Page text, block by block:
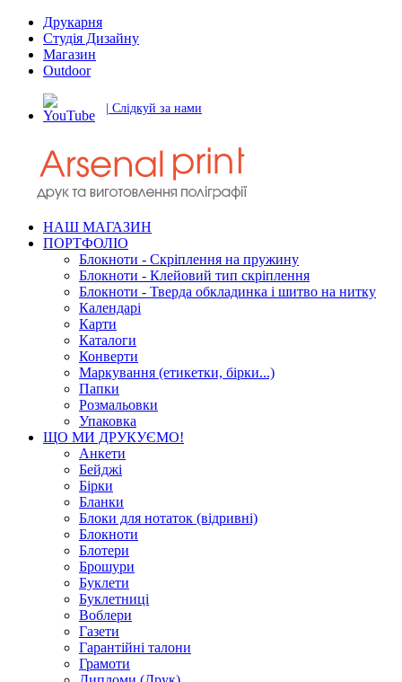
Друкарня
Студія Дизайну
Магазин
Outdoor
| Слідкуй за нами
НАШ МАГАЗИН
ПОРТФОЛІО
Блокноти - Скріплення на пружину
Блокноти - Клейовий тип скріплення
Блокноти - Тверда обкладинка і шитво на нитку
Календарі
Карти
Каталоги
Конверти
Маркування (етикетки, бірки...)
Папки
Розмальовки
Упаковка
ЩО МИ ДРУКУЄМО!
Анкети
Бейджі
Бірки
Бланки
Блоки для нотаток (відривні)
Блокноти
Блотери
Брошури
Буклети
Буклетниці
Воблери
Газети
Гарантійні талони
Грамоти